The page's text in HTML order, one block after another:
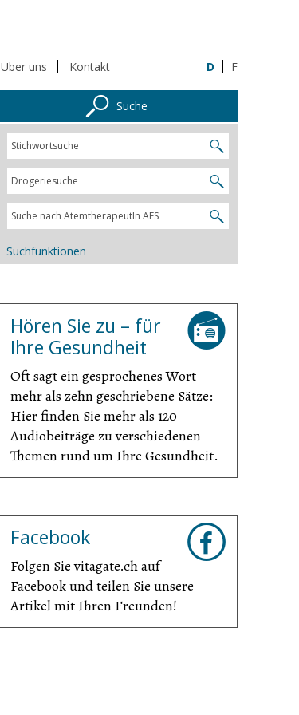
Über uns Kontakt D F
Suche
Suchfunktionen
Hören Sie zu – für
Ihre Gesundheit
Oft sagt ein gesprochenes Wort
mehr als zehn geschriebene Sätze:
Hier finden Sie mehr als 120
Audiobeiträge zu verschiedenen
Themen rund um Ihre Gesundheit.
Facebook
Folgen Sie vitagate.ch auf
Facebook und teilen Sie unsere
Artikel mit Ihren Freunden!